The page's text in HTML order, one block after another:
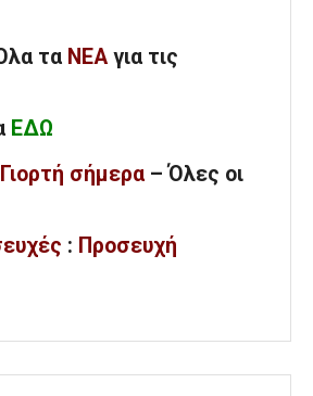
τα ΝΕΑ για τις
ΕΔΩ
Γιορτή σήμερα – Όλες οι
: Προσευχή